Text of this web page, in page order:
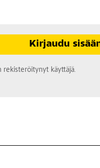
Kirjaudu
rekisteröitynyt käyttäjä.